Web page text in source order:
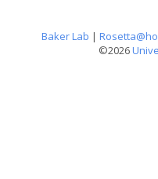
Baker Lab |
©2026